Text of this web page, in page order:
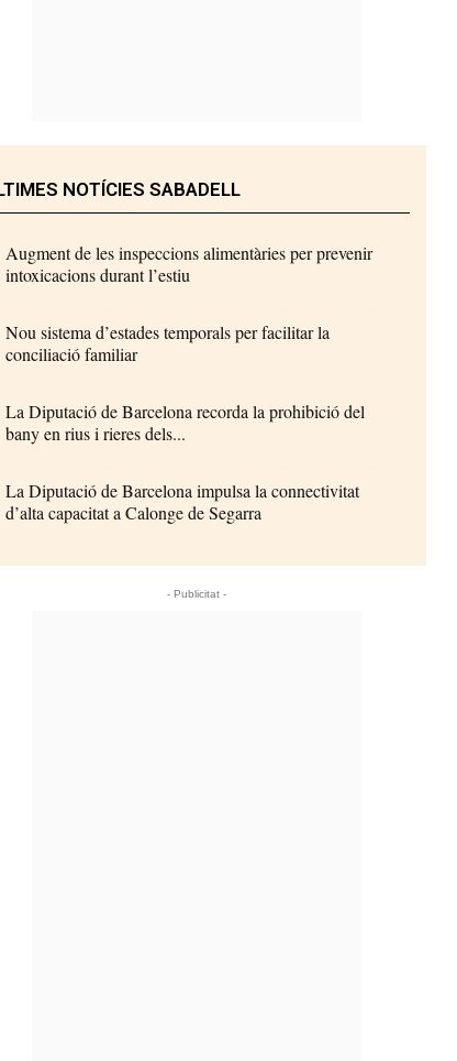
NOTÍCIES SABADELL
Augment de les inspeccions alimentàries per prevenir
intoxicacions durant l’estiu
Nou sistema d’estades temporals per facilitar la
conciliació familiar
La Diputació de Barcelona recorda la prohibició del
bany en rius i rieres dels...
La Diputació de Barcelona impulsa la connectivitat
d’alta capacitat a Calonge de Segarra
- Publicitat -